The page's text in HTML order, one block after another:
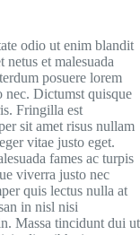
odio ut enim blandit
et malesuada
posuere lorem
nec. Dictumst quisque
Fringilla est
sit amet risus nullam
vitae justo eget.
fames ac turpis
viverra justo nec
quis lectus nulla at
in nisl nisi
Massa tincidunt dui ut